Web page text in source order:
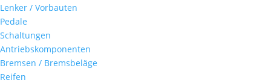
Lenker / Vorbauten
Pedale
Schaltungen
Antriebskomponenten
Bremsen / Bremsbeläge
Reifen